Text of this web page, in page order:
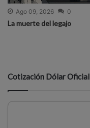
Ago 09, 2026 0
La muerte del legajo
Cotización Dólar Oficial